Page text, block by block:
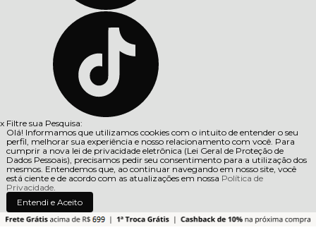
x Filtre sua Pesquisa:
Olá! Informamos que utilizamos cookies com o intuito de entender o seu
perfil, melhorar sua experiência e nosso relacionamento com você. Para
cumprir a nova lei de privacidade eletrônica (Lei Geral de Proteção de
Dados Pessoais), precisamos pedir seu consentimento para a utilização dos
mesmos. Entendemos que, ao continuar navegando em nosso site, você
está ciente e de acordo com as atualizações em nossa Política de
Privacidade.
Entendi e Aceito